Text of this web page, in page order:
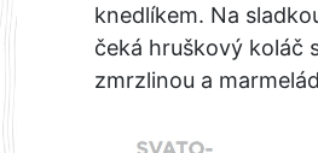
knedlíkem. Na
čeká hruškový koláč
zmrzlinou a